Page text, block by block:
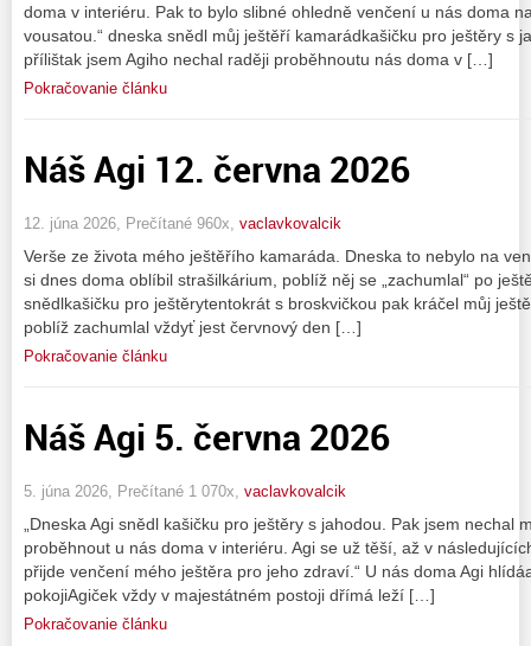
doma v interiéru. Pak to bylo slibné ohledně venčení u nás doma
vousatou.“ dneska snědl můj ještěří kamarádkašičku pro ještěry s
přílištak jsem Agiho nechal raději proběhnoutu nás doma v […]
Pokračovanie článku
Náš Agi 12. června 2026
12. júna 2026, Prečítané 960x, vaclavkovalcik
Verše ze života mého ještěřího kamaráda. Dneska to nebylo na
si dnes doma oblíbil strašilkárium, poblíž něj se „zachumlal“ po
snědlkašičku pro ještěrytentokrát s broskvičkou pak kráčel můj
poblíž zachumlal vždyť jest červnový den […]
Pokračovanie článku
Náš Agi 5. června 2026
5. júna 2026, Prečítané 1 070x, vaclavkovalcik
„Dneska Agi snědl kašičku pro ještěry s jahodou. Pak jsem nechal
proběhnout u nás doma v interiéru. Agi se už těší, až v
přijde venčení mého ještěra pro jeho zdraví.“ U nás doma Agi
pokojiAgiček vždy v majestátném postoji dřímá leží […]
Pokračovanie článku